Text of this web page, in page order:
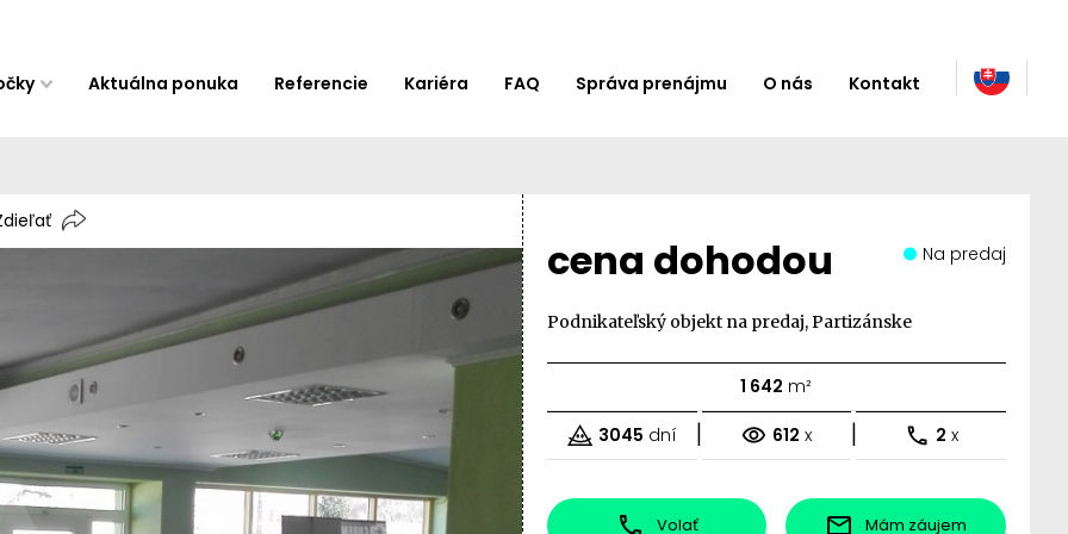
Aktuálna ponuka Referencie Kariéra FAQ Správa prenájmu O nás Kontakt
cena dohodou Na predaj
Podnikateľský objekt na predaj, Partizánske
1 642 m²
3045 dní | 612 x | 2 x
Volať Mám záujem